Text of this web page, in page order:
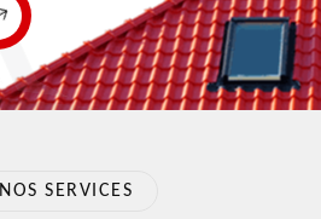
NOS SERVICES